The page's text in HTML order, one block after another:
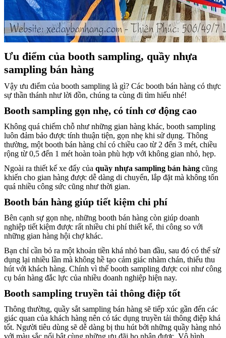
Ưu điểm của booth sampling, quầy nhựa
sampling bán hàng
Vậy ưu điểm của booth sampling là gì? Các booth bán hàng có thực
sự thần thánh như lời đồn, chúng ta cùng đi tìm hiểu nhé!
Booth sampling gọn nhẹ, có tính cơ động cao
Không quá chiếm chỗ như những gian hàng khác, booth sampling
luôn đảm bảo được tính thuận tiện, gọn nhẹ khi sử dụng. Thông
thường, một booth bán hàng chỉ có chiều cao từ 2 đến 3 mét, chiều
rộng từ 0,5 đến 1 mét hoàn toàn phù hợp với không gian nhỏ, hẹp.
Ngoài ra thiết kế xe đẩy của quầy nhựa sampling bán hàng cũng
khiến cho gian hàng được dễ dàng di chuyển, lắp đặt mà không tốn
quá nhiều công sức cũng như thời gian.
Booth bán hàng giúp tiết kiệm chi phí
Bên cạnh sự gọn nhẹ, những booth bán hàng còn giúp doanh
nghiệp tiết kiệm được rất nhiều chi phí thiết kế, thi công so với
những gian hàng hội chợ khác.
Bạn chỉ cần bỏ ra một khoản tiền khá nhỏ ban đầu, sau đó có thể sử
dụng lại nhiều lần mà không hề tạo cảm giác nhàm chán, thiếu thu
hút với khách hàng. Chính vì thế booth sampling được coi như công
cụ bán hàng đắc lực của nhiều doanh nghiệp hiện nay.
Booth sampling truyền tải thông điệp tốt
Thông thường, quầy sắt sampling bán hàng sẽ tiếp xúc gần đến các
giác quan của khách hàng nên có tác dụng truyền tải thông điệp khá
tốt. Người tiêu dùng sẽ dễ dàng bị thu hút bởi những quầy hàng nhỏ
với màu sắc nổi bật cùng những ưu đãi họ nhận được. Vô hình